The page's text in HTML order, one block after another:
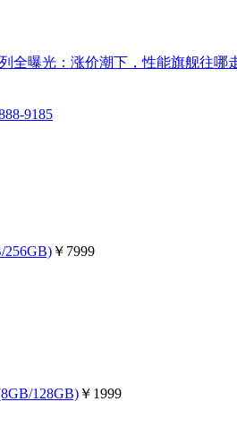
全曝光：涨价潮下，性能旗舰往哪
9185
256GB) ￥7999
128GB) ￥1999